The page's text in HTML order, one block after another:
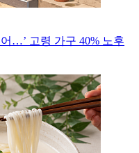
…’ 고령 가구 40% 노후